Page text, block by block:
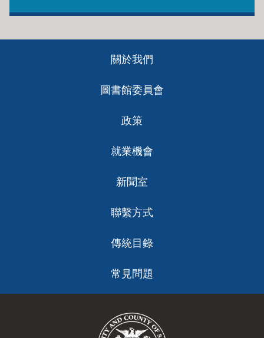
關於我們
圖書館委員會
政策
就業機會
新聞室
聯繫方式
傳統目錄
常見問題